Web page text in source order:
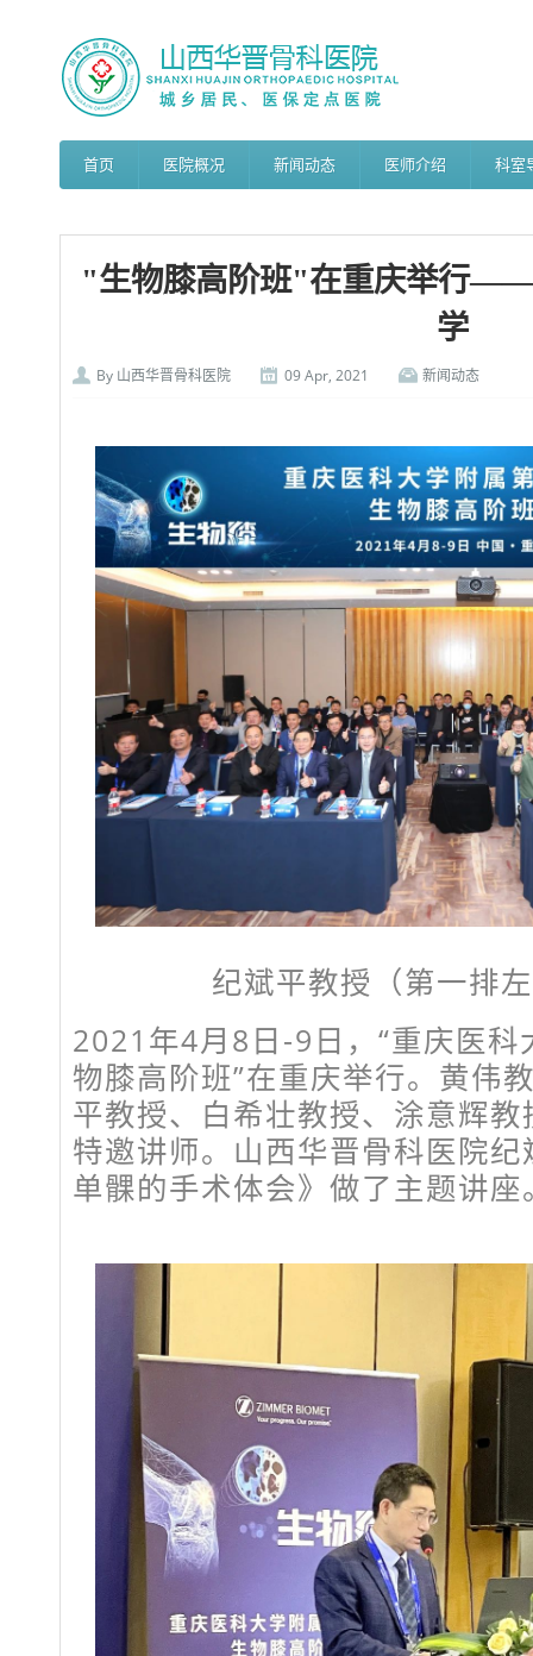
首页 医院概况 新闻动态 医师介绍 科室
"生物膝高阶班"在重庆举行——
学
By 山西华晋骨科医院 09 Apr, 2021 新闻动态
纪斌平教授（第一排
2021年4月8日-9日，“重庆医科
物膝高阶班”在重庆举行。黄伟
平教授、白希壮教授、涂意辉
特邀讲师。山西华晋骨科医院
单髁的手术体会》做了主题讲座